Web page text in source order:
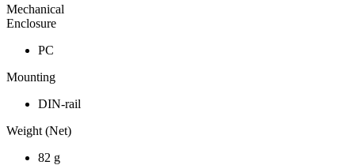
Mechanical
Enclosure
PC
Mounting
DIN-rail
Weight (Net)
82 g